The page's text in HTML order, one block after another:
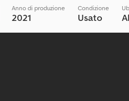
Anno di produzione
2021
Condizione
Usato